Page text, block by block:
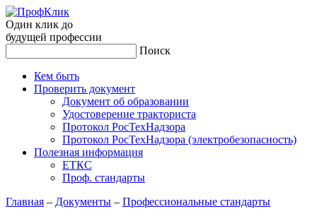
Один клик до
будущей профессии
Поиск
Кем быть
Проверить документ
Документ об образовании
Удостоверение тракториста
Протокол РосТехНадзора
Протокол РосТехНадзора (электробезопасность)
Полезная информация
ЕТКС
Проф. стандарты
Главная – Документы – Профессиональные стандарты